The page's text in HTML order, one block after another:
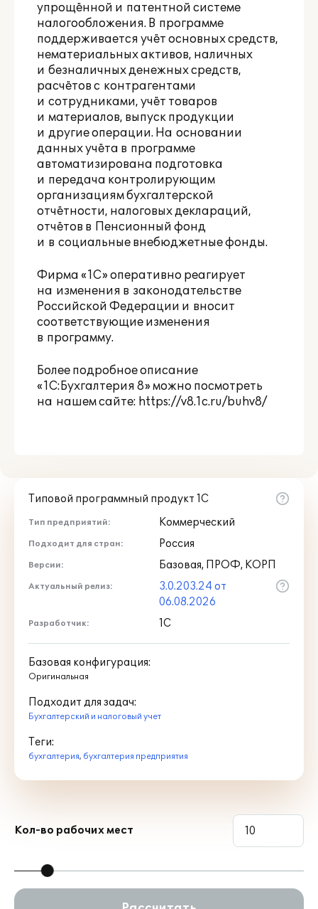
упрощённой и патентной системе
налогообложения. В программе
поддерживается учёт основных средств,
нематериальных активов, наличных
и безналичных денежных средств,
расчётов с контрагентами
и сотрудниками, учёт товаров
и материалов, выпуск продукции
и другие операции. На основании
данных учёта в программе
автоматизирована подготовка
и передача контролирующим
организациям бухгалтерской
отчётности, налоговых деклараций,
отчётов в Пенсионный фонд
и в социальные внебюджетные фонды.
Фирма «1С» оперативно реагирует
на изменения в законодательстве
Российской Федерации и вносит
соответствующие изменения
в программу.
Более подробное описание
«1C:Бухгалтерия 8» можно посмотреть
на нашем сайте: https://v8.1c.ru/buhv8/
Типовой программный продукт 1С
Тип предприятий: Коммерческий
Подходит для стран: Россия
Версии: Базовая, ПРОФ, КОРП
Актуальный релиз:
3.0.203.24 от
06.08.2026
Разработчик: 1С
Базовая конфигурация:
Оригинальная
Подходит для задач:
Бухгалтерский и налоговый учет
Теги:
бухгалтерия, бухгалтерия предприятия
Кол-во рабочих мест